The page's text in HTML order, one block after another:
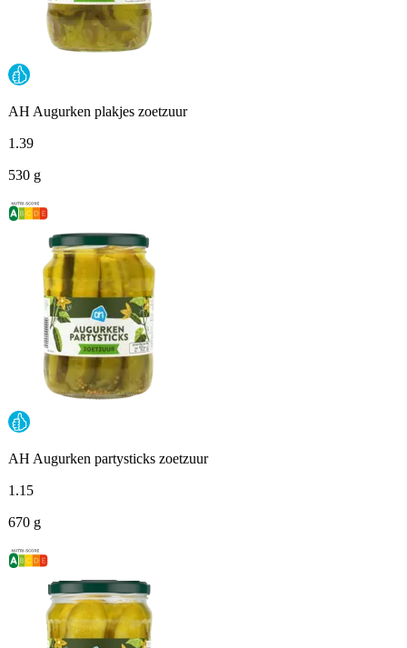
AH Augurken plakjes zoetzuur
1 .39
530 g
AH Augurken partysticks zoetzuur
1 .15
670 g